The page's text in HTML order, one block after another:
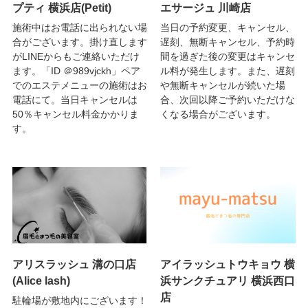
プティ 横浜店(Petit)
施術中はお電話に出られない場
合がございます。掛け直します
がLINEからもご連絡いただけ
ます。「ID ＠989vjckh」ペア
でのエステメニューの施術はお
電話にて。当日キャンセルは
50％キャンセル料金かかりま
す。
エサージュ 川崎店
当日の予約変更、キャンセル、
遅刻、無断キャンセル、予約時
間を過ぎた後の変更はキャンセ
ル料が発生します。また、遅刻
や無断キャンセルが続いた場
合、次回以降ご予約いただけな
くなる場合がございます。
アリスラッシュ 溝の口店
(Alice lash)
駐輪場が敷地内にございます！
アイラッシュトウキョウ 横
浜サンクチュアリ 横浜西口
店